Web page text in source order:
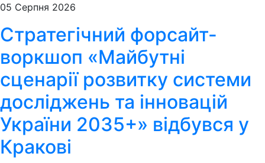
05 Серпня 2026
Стратегічний форсайт-
воркшоп «Майбутні
сценарії розвитку системи
досліджень та інновацій
України 2035+» відбувся у
Кракові